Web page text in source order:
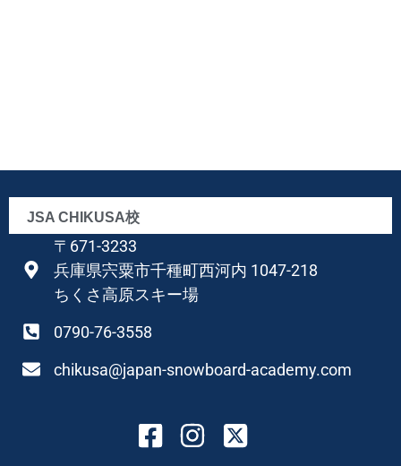
JSA CHIKUSA校
〒671-3233
兵庫県宍粟市千種町西河内 1047-218
ちくさ高原スキー場
0790-76-3558
chikusa@japan-snowboard-academy.com